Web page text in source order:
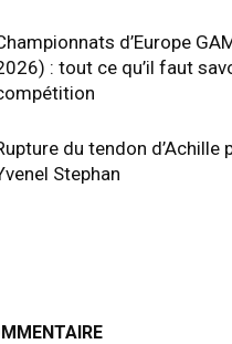
d’Europe
: tout ce qu’il faut
du tendon d’Achille
Stephan